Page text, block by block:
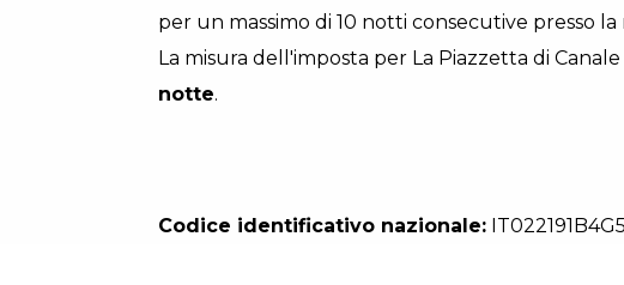
per un massimo di 10 notti consecutive presso
La misura dell'imposta per La Piazzetta di Canale
notte.
Codice identificativo nazionale: